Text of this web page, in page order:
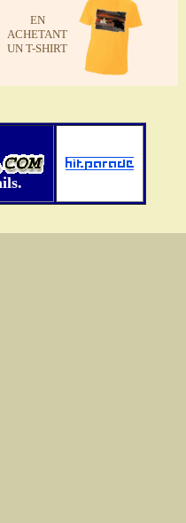
EN
ACHETANT
UN T-SHIRT